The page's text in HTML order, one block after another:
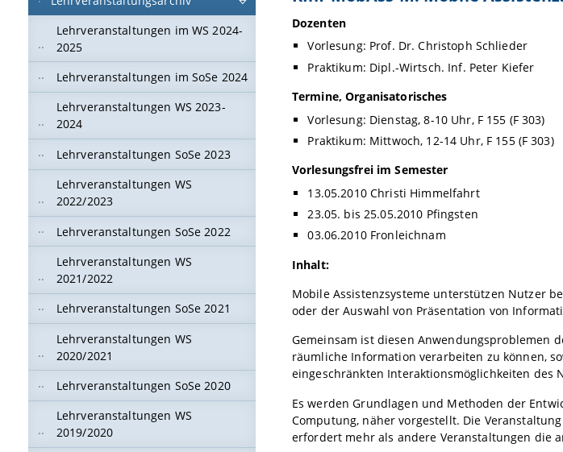
Lehrveranstaltungen im WS 2024-
2025
Lehrveranstaltungen im SoSe 2024
Lehrveranstaltungen WS 2023-
2024
Lehrveranstaltungen SoSe 2023
Lehrveranstaltungen WS
2022/2023
Lehrveranstaltungen SoSe 2022
Lehrveranstaltungen WS
2021/2022
Lehrveranstaltungen SoSe 2021
Lehrveranstaltungen WS
2020/2021
Lehrveranstaltungen SoSe 2020
Lehrveranstaltungen WS
2019/2020
Dozenten
Vorlesung: Prof. Dr. Christoph Schlieder
Praktikum: Dipl.-Wirtsch. Inf. Peter Kiefer
Termine, Organisatorisches
Vorlesung: Dienstag, 8-10 Uhr, F 155 (F 303)
Praktikum: Mittwoch, 12-14 Uhr, F 155(F 303)
Vorlesungsfrei im Semester
13.05.2010 Christi Himmelfahrt
23.05. bis 25.05.2010 Pfingsten
03.06.2010 Fronleichnam
Inhalt:
Mobile Assistenzsysteme unterstützen Nutzer
oder der Auswahl von Präsentation von
Gemeinsam ist diesen Anwendungsproblemen
räumliche Information verarbeiten zu können,
eingeschränkten Interaktionsmöglichkeiten des
Es werden Grundlagen und Methoden der
Computung, näher vorgestellt. Die
erfordert mehr als andere Veranstaltungen die